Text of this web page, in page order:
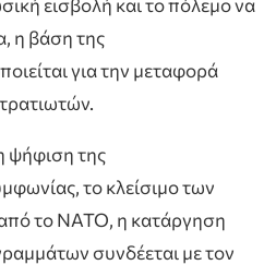
εισβολή και το πόλεμο να
η βάση της
για την μεταφορά
ψήφιση της
το κλείσιμο των
το ΝΑΤΟ, η κατάργηση
συνδέεται με τον